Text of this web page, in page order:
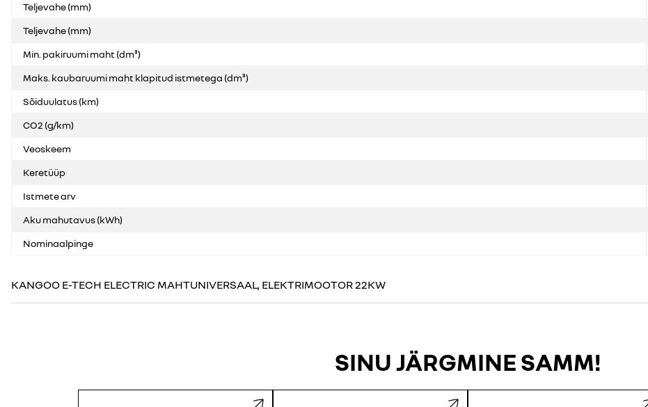
Teljevahe (mm)
Teljevahe (mm)
Min. pakiruumi maht (dm³)
Maks. kaubaruumi maht klapitud istmetega (dm³)
Sõiduulatus (km)
CO2 (g/km)
Veoskeem
Keretüüp
Istmete arv
Aku mahutavus (kWh)
Nominaalpinge
KANGOO E-TECH ELECTRIC MAHTUNIVERSAAL, ELEKTRIMOOTOR 22KW
SINU JÄRGMINE SAMM!